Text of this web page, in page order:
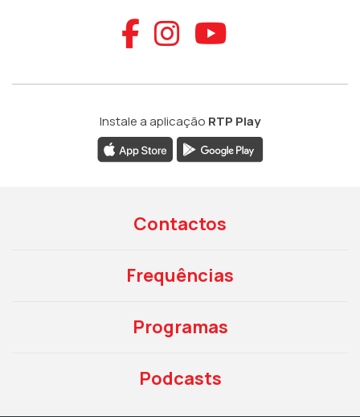
Aceder ao
Aceder ao
Aceder
Instale a aplicação RTP Play
Contactos
Frequências
Programas
Podcasts